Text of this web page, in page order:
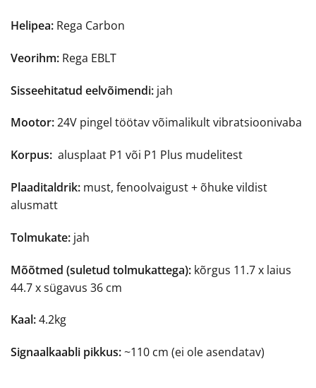
Helipea: Rega Carbon
Veorihm: Rega EBLT
Sisseehitatud eelvõimendi: jah
Mootor:24V pingel töötav võimalikult vibratsioonivaba
Korpus: alusplaat P1 või P1 Plus mudelitest
Plaaditaldrik: must, fenoolvaigust + õhuke vildist
alusmatt
Tolmukate: jah
Mõõtmed (suletud tolmukattega): kõrgus 11.7 x laius
44.7 x sügavus 36 cm
Kaal:4.2kg
Signaalkaabli pikkus:~110 cm (ei ole asendatav)